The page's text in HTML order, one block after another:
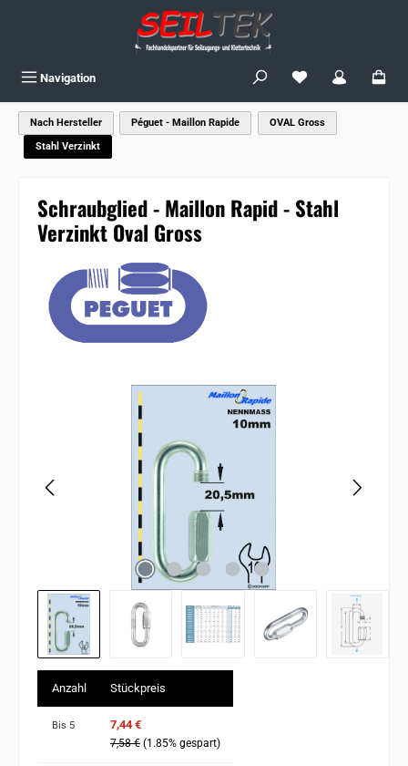
Navigation Du hast 0
Nach Hersteller Péguet - Maillon Rapide
OVAL Gross
Stahl Verzinkt
Schraubglied - Maillon Rapid - Stahl
Verzinkt Oval Gross
Anzahl Stückpreis
Bis 5 7,44 €
7,58 € (1.85% gespart)